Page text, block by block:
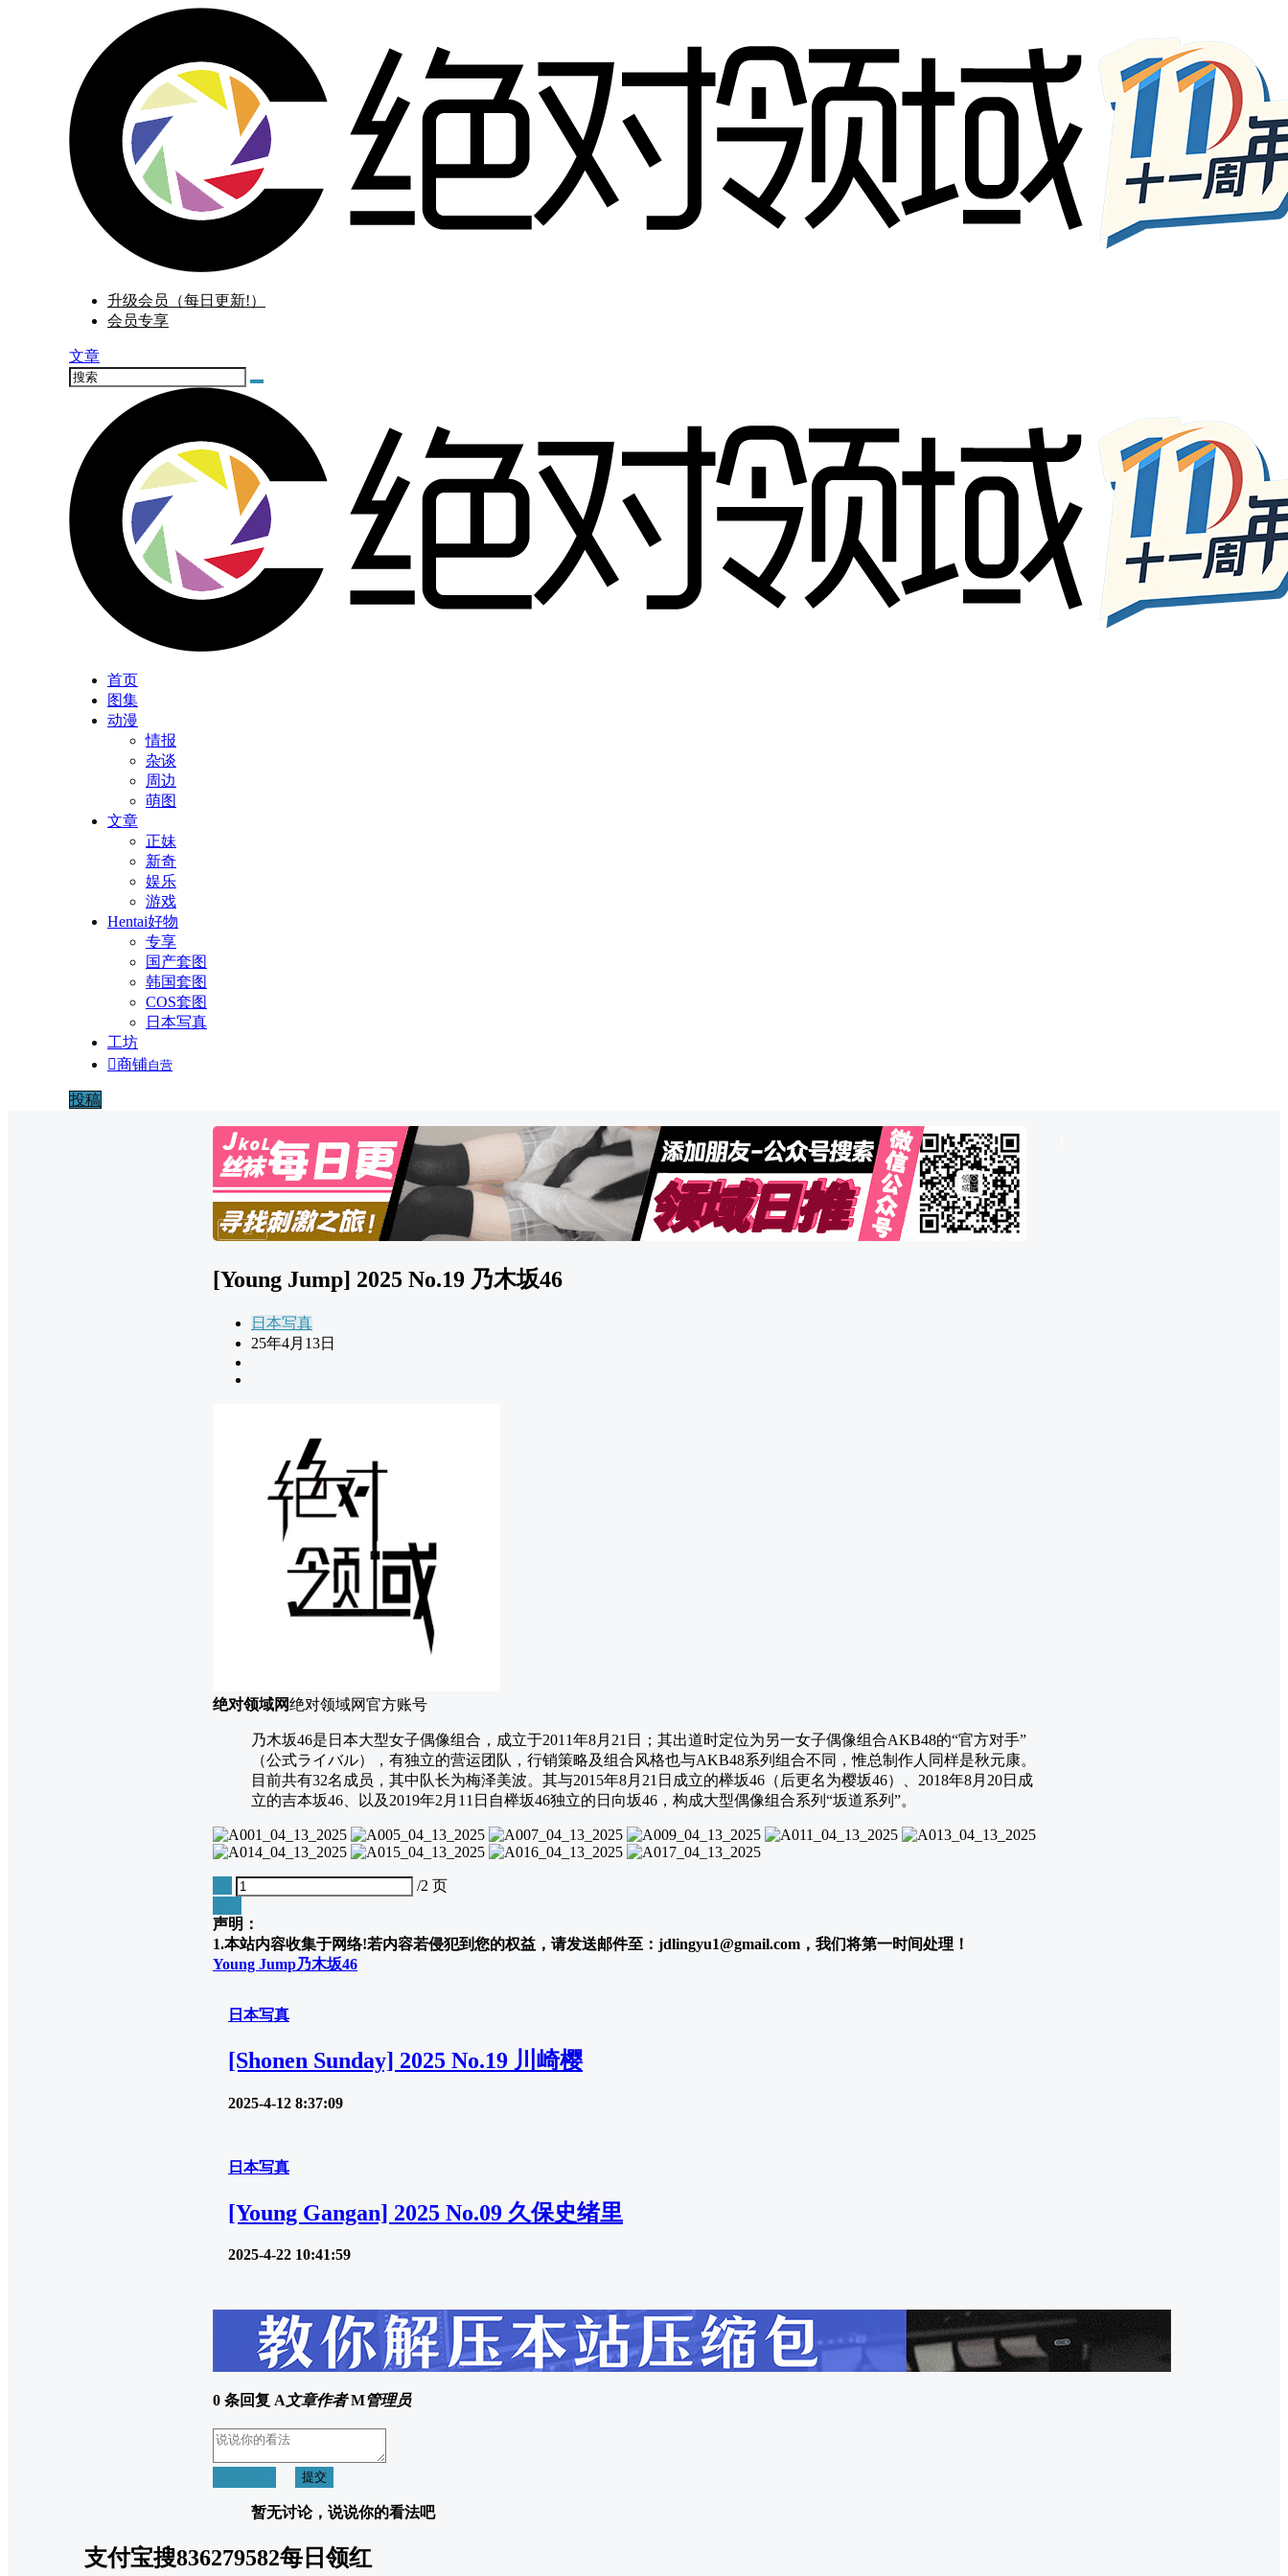
升级会员（每日更新!）
会员专享
文章
首页
图集
动漫
情报
杂谈
周边
萌图
文章
正妹
新奇
娱乐
游戏
Hentai好物
专享
国产套图
韩国套图
COS套图
日本写真
工坊
商铺自营
投稿
广告
[Young Jump] 2025 No.19 乃木坂46
日本写真
25年4月13日
绝对领域网绝对领域网官方账号
乃木坂46是日本大型女子偶像组合，成立于2011年8月21日；其出道时定位为另一女子偶像组合AKB48的“官方对手”
（公式ライバル），有独立的营运团队，行销策略及组合风格也与AKB48系列组合不同，惟总制作人同样是秋元康。
目前共有32名成员，其中队长为梅泽美波。其与2015年8月21日成立的榉坂46（后更名为樱坂46）、2018年8月20日成
立的吉本坂46、以及2019年2月11日自榉坂46独立的日向坂46，构成大型偶像组合系列“坂道系列”。
/2 页
声明：
1.本站内容收集于网络!若内容若侵犯到您的权益，请发送邮件至：jdlingyu1@gmail.com，我们将第一时间处理！
Young Jump乃木坂46
日本写真
[Shonen Sunday] 2025 No.19 川崎樱
2025-4-12 8:37:09
日本写真
[Young Gangan] 2025 No.09 久保史绪里
2025-4-22 10:41:59
0 条回复 A文章作者 M管理员
提交
暂无讨论，说说你的看法吧
支付宝搜836279582每日领红